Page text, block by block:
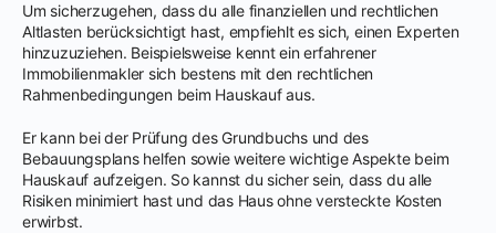
Um sicherzugehen, dass du alle finanziellen und rechtlichen
Altlasten berücksichtigt hast, empfiehlt es sich, einen Experten
hinzuzuziehen. Beispielsweise kennt ein erfahrener
Immobilienmakler sich bestens mit den rechtlichen
Rahmenbedingungen beim Hauskauf aus.
Er kann bei der Prüfung des Grundbuchs und des
Bebauungsplans helfen sowie weitere wichtige Aspekte beim
Hauskauf aufzeigen. So kannst du sicher sein, dass du alle
Risiken minimiert hast und das Haus ohne versteckte Kosten
erwirbst.